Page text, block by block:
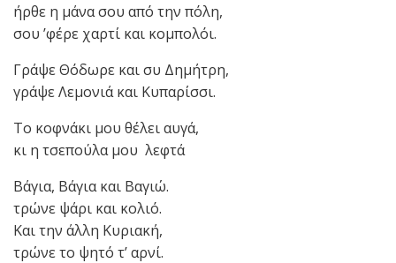
ήρθε η μάνα σου από την πόλη,
σου ’φέρε χαρτί και κομπολόι.
Γράψε Θόδωρε και συ Δημήτρη,
γράψε Λεμονιά και Κυπαρίσσι.
Το κοφνάκι μου θέλει αυγά,
κι η τσεπούλα μου λεφτά
Βάγια, Βάγια και Βαγιώ.
τρώνε ψάρι και κολιό.
Και την άλλη Κυριακή,
τρώνε το ψητό τ’ αρνί.